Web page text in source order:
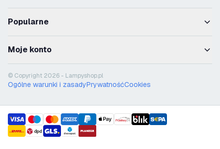
Popularne
Moje konto
© Copyright 2026 - Lampyshop.pl
Ogólne warunki i zasadyPrywatnośćCookies
payment methods
shipment methods